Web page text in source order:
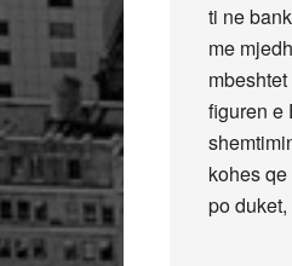
ti ne
me
figuren e
kohes
po